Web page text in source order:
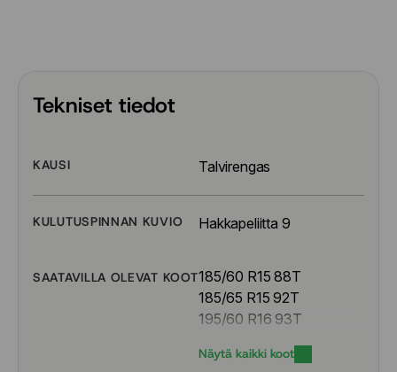
Tekniset tiedot
KAUSI Talvirengas
KULUTUSPINNAN KUVIO Hakkapeliitta 9
SAATAVILLA OLEVAT KOOT185/60 R15 88T
185/65 R15 92T
195/60 R16 93T
205/55 R16 94T
Näytä kaikki koot